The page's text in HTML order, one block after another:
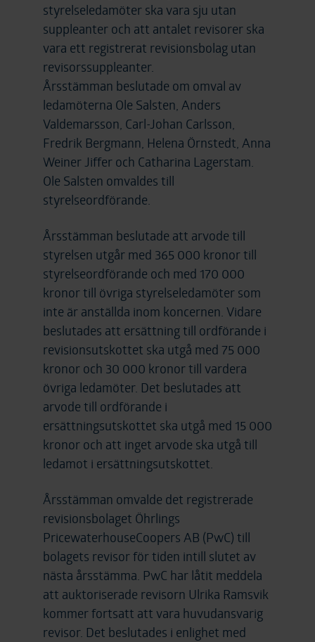
styrelseledamöter ska vara sju utan
suppleanter och att antalet revisorer ska
vara ett registrerat revisionsbolag utan
revisorssuppleanter.
Årsstämman beslutade om omval av
ledamöterna Ole Salsten, Anders
Valdemarsson, Carl-Johan Carlsson,
Fredrik Bergmann, Helena Örnstedt, Anna
Weiner Jiffer och Catharina Lagerstam.
Ole Salsten omvaldes till
styrelseordförande.
Årsstämman beslutade att arvode till
styrelsen utgår med 365 000 kronor till
styrelseordförande och med 170 000
kronor till övriga styrelseledamöter som
inte är anställda inom koncernen. Vidare
beslutades att ersättning till ordförande i
revisionsutskottet ska utgå med 75 000
kronor och 30 000 kronor till vardera
övriga ledamöter. Det beslutades att
arvode till ordförande i
ersättningsutskottet ska utgå med 15 000
kronor och att inget arvode ska utgå till
ledamot i ersättningsutskottet.
Årsstämman omvalde det registrerade
revisionsbolaget Öhrlings
PricewaterhouseCoopers AB (PwC) till
bolagets revisor för tiden intill slutet av
nästa årsstämma. PwC har låtit meddela
att auktoriserade revisorn Ulrika Ramsvik
kommer fortsatt att vara huvudansvarig
revisor. Det beslutades i enlighet med